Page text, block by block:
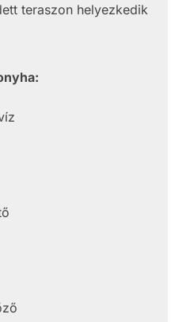
teraszon helyezkedik